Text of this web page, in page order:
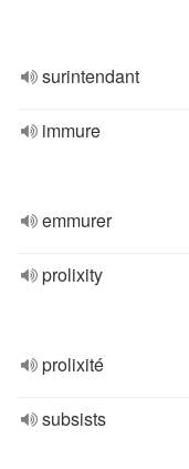
surintendant
immure
emmurer
prolixity
prolixité
subsists